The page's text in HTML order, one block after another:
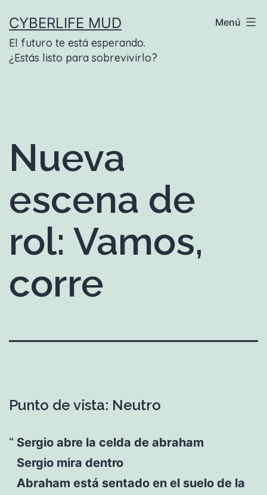
contenido
CYBERLIFE MUD
El futuro te está esperando.
¿Estás listo para sobrevivirlo?
Menú
Nueva
escena de
rol: Vamos,
corre
Punto de vista: Neutro
Sergio abre la celda de abraham
Sergio mira dentro
Abraham está sentado en el suelo de la